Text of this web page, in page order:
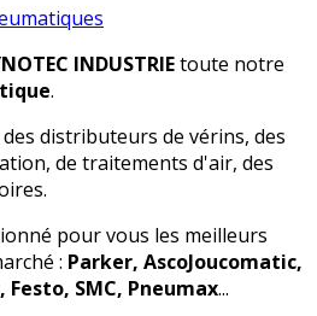
INDUSTRIEtoute notre
.
distributeurs de vérins, des
de traitements d'air, des
pour vous les meilleurs
: Parker, AscoJoucomatic,
SMC, Pneumax...